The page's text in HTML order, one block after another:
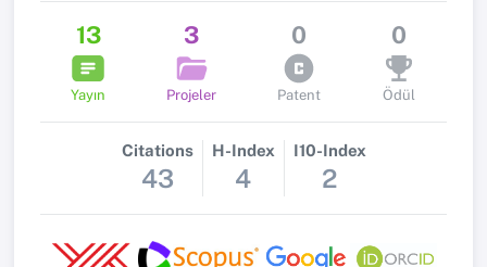
13
Yayın
3
Projeler
0
Patent
0
Ödül
Citations
43
H-Index
4
I10-Index
2